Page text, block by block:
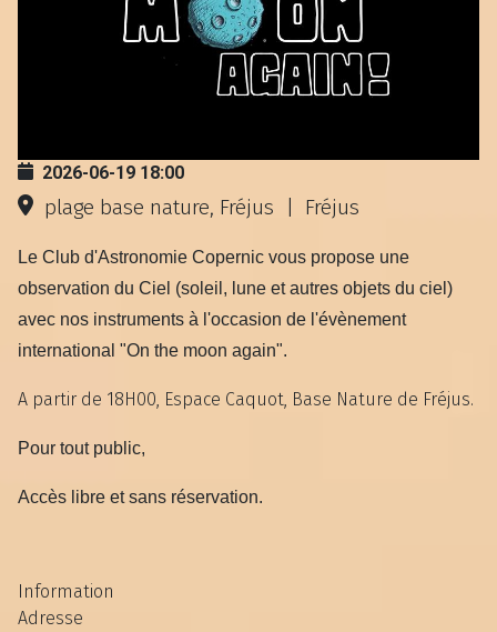
2026-06-19 18:00
plage base nature, Fréjus Fréjus
Le Club d'Astronomie Copernic vous propose une
observation du Ciel (soleil, lune et autres objets du ciel)
avec nos instruments à l'occasion de l'évènement
international "On the moon again".
A partir de 18H00, Espace Caquot, Base Nature de Fréjus.
Pour tout public,
Accès libre et sans réservation.
Information
Adresse